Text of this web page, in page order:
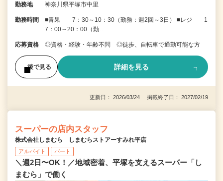
勤務地 神奈川県平塚市中里
勤務時間
■青果 7：30～10：30（勤務：週2回～3日） ■レジ 1
7：00～20：00（勤…
応募資格 ◎資格・経験・年齢不問 ◎徒歩、自転車で通勤可能な方
後で見る 詳細を見る
更新日： 2026/03/24 掲載終了日： 2027/02/19
スーパーの店内スタッフ
株式会社しまむら しまむらストアーすみれ平店
アルバイト パート
＼週2日〜OK！／地域密着、平塚を支えるスーパー「し
まむら」で働く